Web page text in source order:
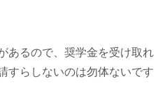
あるので、奨学金を受け取れ
すらしないのは勿体ないです